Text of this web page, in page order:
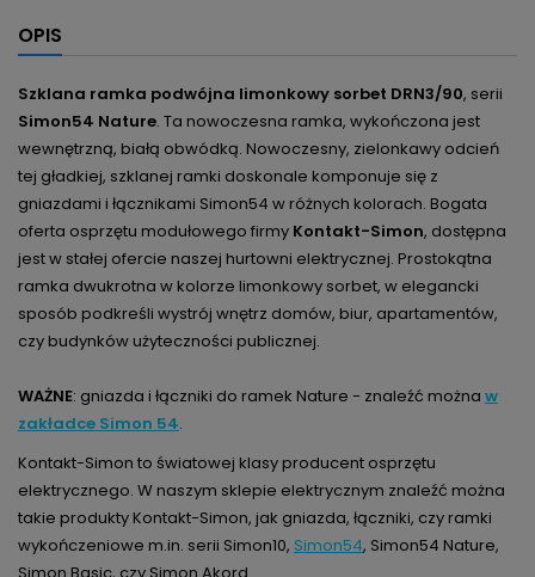
OPIS
Szklana ramka podwójna limonkowy sorbet DRN3/90, serii
Simon54 Nature. Ta nowoczesna ramka, wykończona jest
wewnętrzną, białą obwódką. Nowoczesny, zielonkawy odcień
tej gładkiej, szklanej ramki doskonale komponuje się z
gniazdami i łącznikami Simon54 w różnych kolorach. Bogata
oferta osprzętu modułowego firmy Kontakt-Simon, dostępna
jest w stałej ofercie naszej hurtowni elektrycznej. Prostokątna
ramka dwukrotna w kolorze limonkowy sorbet, w elegancki
sposób podkreśli wystrój wnętrz domów, biur, apartamentów,
czy budynków użyteczności publicznej.
WAŻNE: gniazda i łączniki do ramek Nature - znaleźć można w
zakładce Simon 54.
Kontakt-Simon to światowej klasy producent osprzętu
elektrycznego. W naszym sklepie elektrycznym znaleźć można
takie produkty Kontakt-Simon, jak gniazda, łączniki, czy ramki
wykończeniowe m.in. serii Simon10, Simon54, Simon54 Nature,